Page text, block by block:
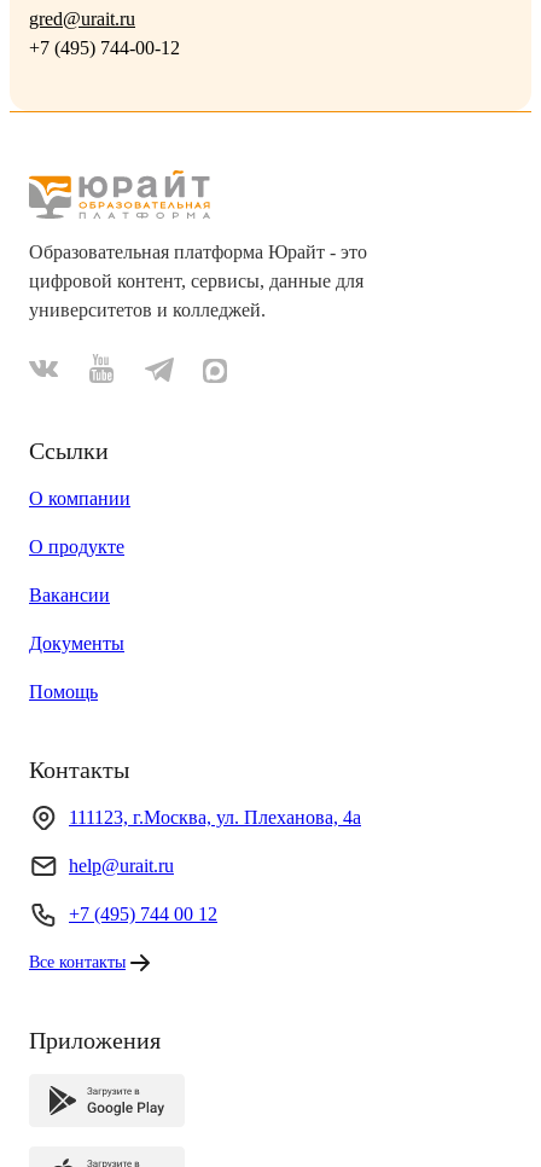
gred@urait.ru
+7 (495) 744-00-12
Образовательная платформа Юрайт - это
цифровой контент, сервисы, данные для
университетов и колледжей.
Ссылки
О компании
О продукте
Вакансии
Документы
Помощь
Контакты
111123, г.Москва, ул. Плеханова, 4а
help@urait.ru
+7 (495) 744 00 12
Все контакты
Приложения